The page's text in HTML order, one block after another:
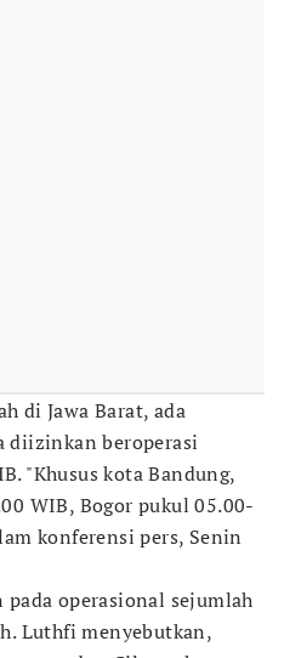
di Jawa Barat, ada
diizinkan beroperasi
"Khusus kota Bandung,
WIB, Bogor pukul 05.00-
konferensi pers, Senin
operasional sejumlah
Luthfi menyebutkan,